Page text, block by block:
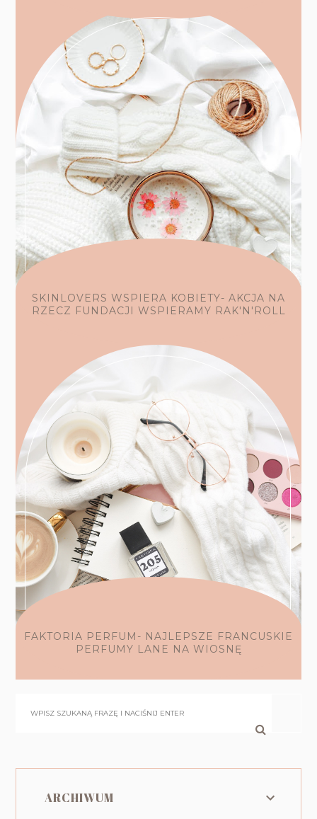
SKINLOVERS WSPIERA KOBIETY- AKCJA NA
RZECZ FUNDACJI WSPIERAMY RAK'N'ROLL
FAKTORIA PERFUM- NAJLEPSZE FRANCUSKIE
PERFUMY LANE NA WIOSNĘ
ARCHIWUM